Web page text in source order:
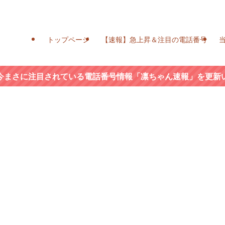
トップページ 【速報】急上昇＆注目の電話番号
まさに注目されている電話番号情報「凛ちゃん速報」を更新